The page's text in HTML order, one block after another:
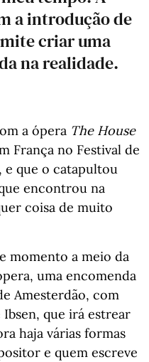
a introdução de
criar uma
na realidade.
a ópera The House
França no Festival de
e que o catapultou
encontrou na
coisa de muito
momento a meio da
uma encomenda
Amesterdão, com
que irá estrear
haja várias formas
e quem escreve